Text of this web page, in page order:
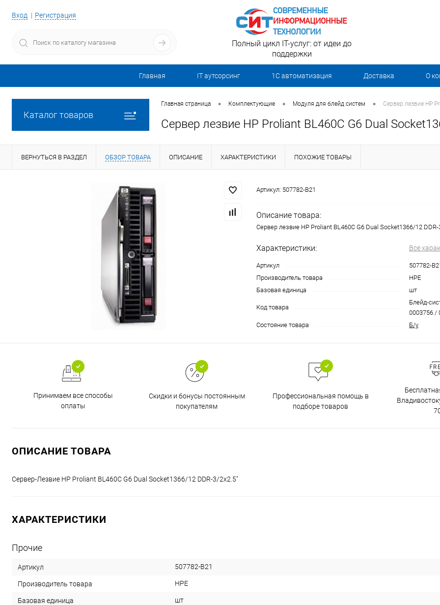
Вход Регистрация
Полный цикл IT-услуг: от идеи до
поддержки
Главная IT аутсорсинг 1С автоматизация Доставка О
Каталог товаров
Главная страница • Комплектующие • Модуля для блейд систем • Сервер лезвие HP
Сервер лезвие HP Proliant BL460C G6 Dual
ВЕРНУТЬСЯ В РАЗДЕЛ ОБЗОР ТОВАРА ОПИСАНИЕ ХАРАКТЕРИСТИКИ ПОХОЖИЕ ТОВАРЫ
Артикул: 507782-B21
Описание товара:
Сервер лезвие HP Proliant BL460C G6 Dual Socket1366/12
Характеристики: Все
Артикул
507782-
Производитель товара
HPE
Базовая единица
шт
Код товара
Блейд-
0003756 /
Состояние товара
Б/у
Принимаем все способы
оплаты
Скидки и бонусы постоянным
покупателям
Профессиональная помощь в
подборе товаров
ОПИСАНИЕ ТОВАРА
Сервер-Лезвие HP Proliant BL460C G6 Dual Socket1366/12 DDR-3/2x2.5"
ХАРАКТЕРИСТИКИ
Прочие
Артикул 507782-B21
Производитель товара HPE
Базовая единица шт